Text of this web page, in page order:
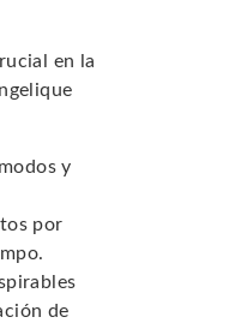
en la
y
por
de